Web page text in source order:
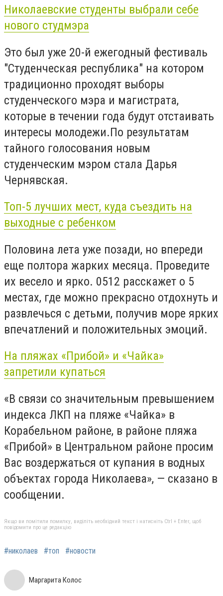
Николаевские студенты выбрали себе
нового студмэра
Это был уже 20-й ежегодный фестиваль
"Студенческая республика" на котором
традиционно проходят выборы
студенческого мэра и магистрата,
которые в течении года будут отстаивать
интересы молодежи.По результатам
тайного голосования новым
студенческим мэром стала Дарья
Чернявская.
Топ-5 лучших мест, куда съездить на
выходные с ребенком
Половина лета уже позади, но впереди
еще полтора жарких месяца. Проведите
их весело и ярко. 0512 расскажет о 5
местах, где можно прекрасно отдохнуть и
развлечься с детьми, получив море ярких
впечатлений и положительных эмоций.
На пляжах «Прибой» и «Чайка»
запретили купаться
«В связи со значительным превышением
индекса ЛКП на пляже «Чайка» в
Корабельном районе, в районе пляжа
«Прибой» в Центральном районе просим
Вас воздержаться от купания в водных
объектах города Николаева», — сказано в
сообщении.
Якщо ви помітили помилку, виділіть необхідний текст і натисніть Ctrl + Enter, щоб
повідомити про це редакцію
#николаев #топ #новости
Маргарита Колос